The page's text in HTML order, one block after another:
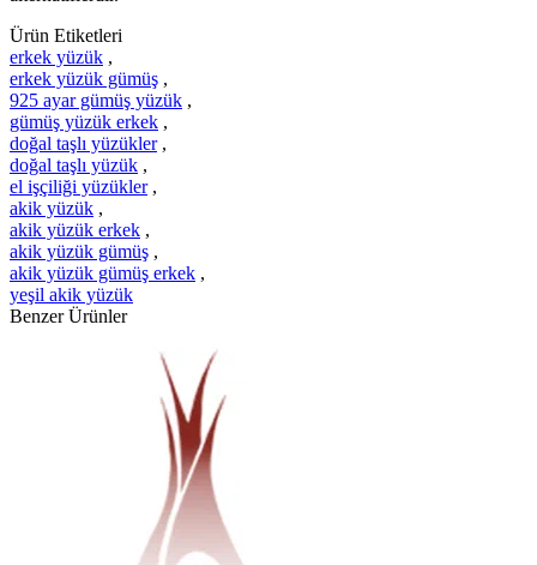
Ürün Etiketleri
erkek yüzük ,
erkek yüzük gümüş ,
925 ayar gümüş yüzük ,
gümüş yüzük erkek ,
doğal taşlı yüzükler ,
doğal taşlı yüzük ,
el işçiliği yüzükler ,
akik yüzük ,
akik yüzük erkek ,
akik yüzük gümüş ,
akik yüzük gümüş erkek ,
yeşil akik yüzük
Benzer Ürünler